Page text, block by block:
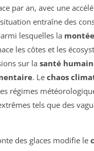
par an, avec une
entraîne des
lesquelles la
les côtes et les
sur la santé
. Le chaos
régimes
tels que des
des glaces modifie le